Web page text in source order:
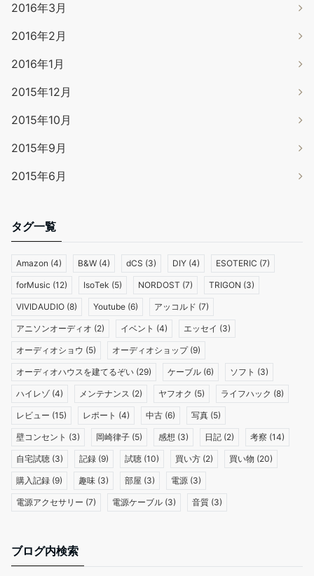
2016年3月
2016年2月
2016年1月
2015年12月
2015年10月
2015年9月
2015年6月
タグ一覧
Amazon (4) B&W (4) dCS (3) DIY (4) ESOTERIC (7)
forMusic (12) IsoTek (5) NORDOST (7) TRIGON (3)
VIVIDAUDIO (8) Youtube (6) アッコルド (7)
アニソンオーディオ (2) イベント (4) エッセイ (3)
オーディオショウ (5) オーディオショップ(9)
オーディオハウスを建てるぞい (29) ケーブル (6) ソフト (3)
ハイレゾ (4) メンテナンス (2) ヤフオク (5) ライフハック (8)
レビュー (15) レポート (4) 中古 (6) 写真 (5)
壁コンセント (3) 岡崎律子 (5) 感想 (3) 日記 (2) 考察 (14)
自宅試聴 (3) 記録 (9) 試聴 (10) 買い方 (2) 買い物 (20)
購入記録 (9) 趣味 (3) 部屋 (3) 電源 (3)
電源アクセサリー (7) 電源ケーブル (3) 音質 (3)
ブログ内検索